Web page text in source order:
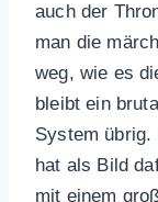
auch der
man die
weg, wie es
bleibt ein
System übrig.
hat als Bild
mit einem